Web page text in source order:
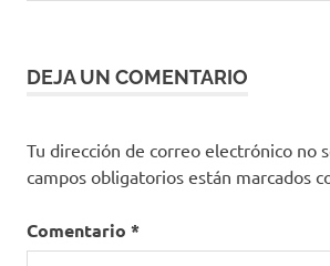
Cifras
de la
niños
Niños Niñas y
Plan
Estratégico
DEJA UN COMENTARIO
Tu dirección de correo electrónico no
campos obligatorios están marcados
Comentario *